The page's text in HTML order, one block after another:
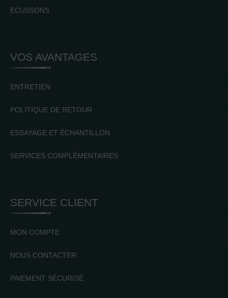
ECUSSONS
VOS AVANTAGES
ENTRETIEN
POLITIQUE DE RETOUR
ESSAYAGE ET ÉCHANTILLON
SERVICES COMPLÉMENTAIRES
SERVICE CLIENT
MON COMPTE
NOUS CONTACTER
PAIEMENT SÉCURISÉ